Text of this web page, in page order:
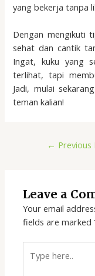
yang bekerja tanpa
Dengan mengikuti
sehat dan cantik
Ingat, kuku yang
terlihat, tapi
Jadi, mulai
teman kalian!
← Previous
Leave a
Your email
fields are marked
here..